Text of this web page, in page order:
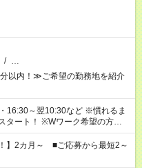
/ …
以内！≫ご希望の勤務地を紹介
16:30～翌10:30など ※慣れるま
ク希望の方へ
時間と、もう1つのお仕事の勤務
場合は応募できません。
】2カ月～ ■ご応募から最短2～